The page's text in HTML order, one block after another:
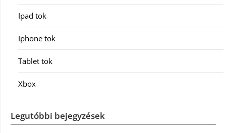
Ipad tok
Iphone tok
Tablet tok
Xbox
Legutóbbi bejegyzések